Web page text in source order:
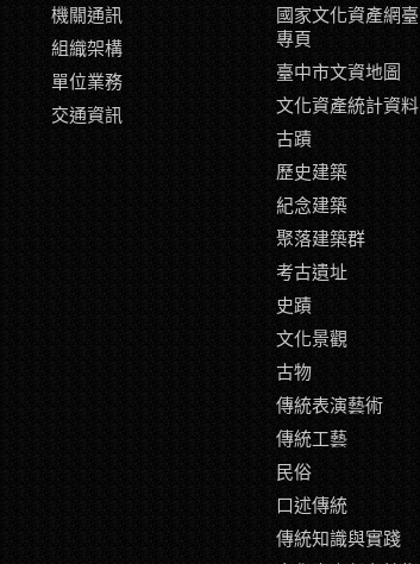
機關通訊
組織架構
單位業務
交通資訊
國家文化資產網
專頁
臺中市文資地圖
文化資產統計資料
古蹟
歷史建築
紀念建築
聚落建築群
考古遺址
史蹟
文化景觀
古物
傳統表演藝術
傳統工藝
民俗
口述傳統
傳統知識與實踐